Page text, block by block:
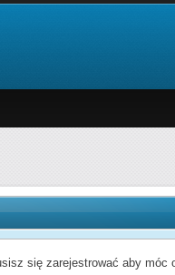
się zarejestrować aby